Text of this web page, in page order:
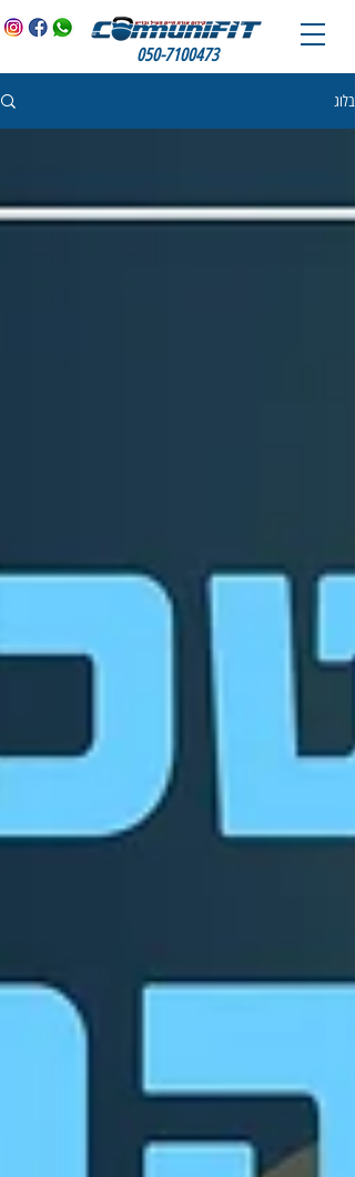
050-7100473
בלוג